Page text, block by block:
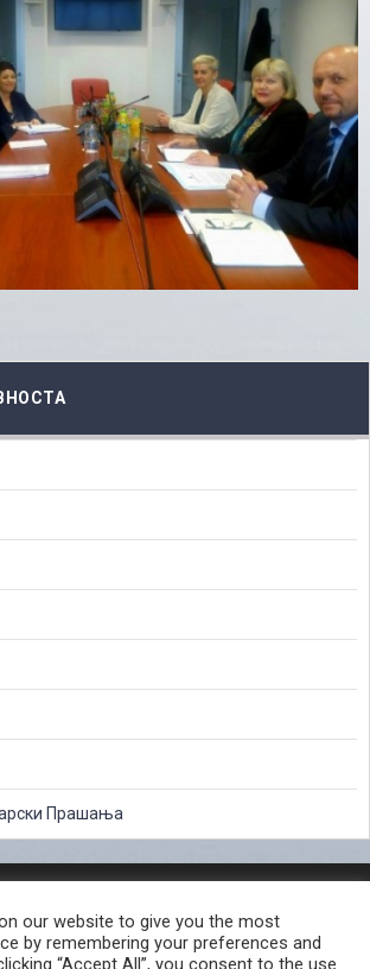
Прашања
ДО ИНФОРМАЦИИ ОД ЈАВЕН КАРАКТЕР
НА КРИВИЧНО ДЕЛО
КОРИСНИ ЛИНКОВИ
our website to give you the most
by remembering your preferences and
“Accept All”, you consent to the use